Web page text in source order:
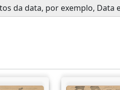
da data, por exemplo, Data